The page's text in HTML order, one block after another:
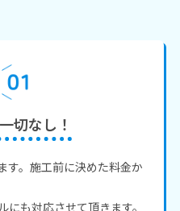
切なし！
す。施工前に決めた料金か
も対応させて頂きます。